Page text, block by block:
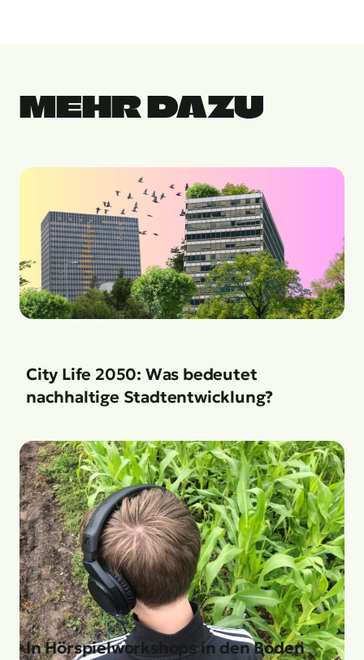
MEHR DAZU
City Life 2050: Was bedeutet
nachhaltige Stadtentwicklung?
In Hörspielworkshops in den Boden